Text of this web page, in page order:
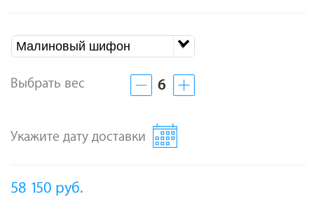
Малиновый шифон
Выбрать вес 6
Укажите дату доставки
58 150 руб.